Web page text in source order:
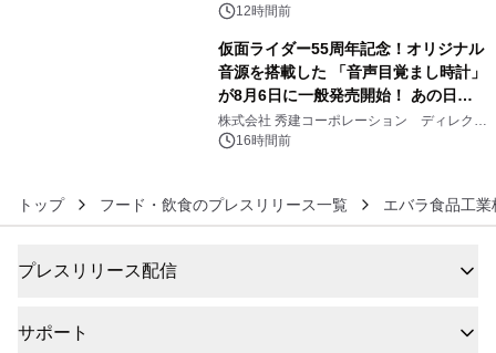
12時間前
仮面ライダー55周年記念！オリジナル
音源を搭載した 「音声目覚まし時計」
が8月6日に一般発売開始！ あの日の
大興奮が今甦る
株式会社 秀建コーポレーション ディレクト
アートギャラリー
16時間前
トップ フード・飲食のプレスリリース一覧 エバラ食品工業
プレスリリース配信
サポート